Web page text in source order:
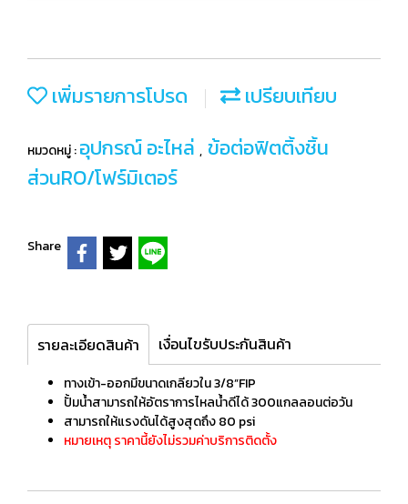
เพิ่มรายการโปรด เปรียบเทียบ
หมวดหมู่ :อุปกรณ์ อะไหล่ , ข้อต่อฟิตติ้งชิ้น
ส่วนRO/โฟร์มิเตอร์
Share
รายละเอียดสินค้า เงื่อนไขรับประกันสินค้า
ทางเข้า-ออกมีขนาดเกลียวใน 3/8”FIP
ปั้มน้ำสามารถให้อัตราการไหลน้ำดีได้ 300แกลลอนต่อวัน
สามารถให้แรงดันได้สูงสุดถึง 80 psi
หมายเหตุ ราคานี้ยังไม่รวมค่าบริการติดตั้ง